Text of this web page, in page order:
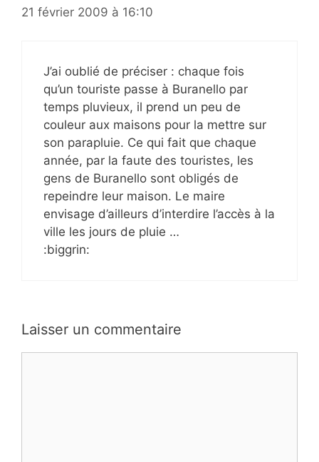
21 février 2009 à 16:10
J’ai oublié de préciser : chaque fois
qu’un touriste passe à Buranello par
temps pluvieux, il prend un peu de
couleur aux maisons pour la mettre sur
son parapluie. Ce qui fait que chaque
année, par la faute des touristes, les
gens de Buranello sont obligés de
repeindre leur maison. Le maire
envisage d’ailleurs d’interdire l’accès à la
ville les jours de pluie …
:biggrin:
Laisser un commentaire